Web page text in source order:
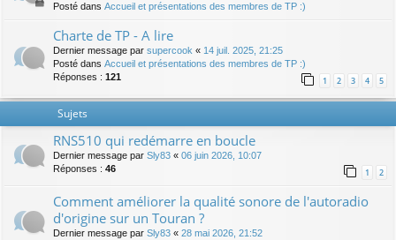
Posté dans Accueil et présentations des membres de TP :)
Charte de TP - A lire
Dernier message par supercook « 14 juil. 2025, 21:25
Posté dans Accueil et présentations des membres de TP :)
Réponses : 121 1 2 3 4 5
Sujets
RNS510 qui redémarre en boucle
Dernier message par Sly83 « 06 juin 2026, 10:07
Réponses : 46 1 2
Comment améliorer la qualité sonore de l'autoradio
d'origine sur un Touran ?
Dernier message par Sly83 « 28 mai 2026, 21:52